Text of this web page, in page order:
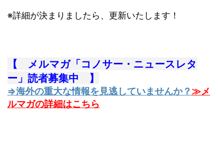
※詳細が決まりましたら、更新いたします！
【 メルマガ「コノサー・ニュースレタ
ー」読者募集中 】
⇒海外の重大な情報を見逃していませんか？ ≫メ
ルマガの詳細はこちら